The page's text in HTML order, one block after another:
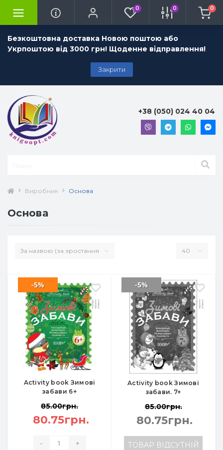
Безкоштовна доставка Новою поштою або
Укрпоштою від 3000 грн! Щоденне відправлення!
Закрити
0 0 0
+38 (050) 024 40 04
Виробник Основа
Основа
Activity book Зимові
забави 6+
-5%
85.00грн.
80.75грн.
- +
Activity book Зимові
забави. 7+
-5%
85.00грн.
80.75грн.
ТОВАР ВІДСУТНІЙ